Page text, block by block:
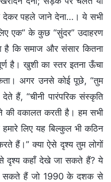
देकर पहले जाने देना...। ये सभी
एक” के कुछ “सुंदर” उदाहरण
है कि समाज और संसार कितना
है। खुशी का स्तर इतना ऊँचा
अगर उनसे कोई पूछे, “तुम
हैं, “चीनी पारंपरिक संस्कृति
की वकालत करती है। हम सभी
लिए यह बिल्कुल भी कठिन
हैं।” क्या ऐसे दृश्य तुम लोगों
दृश्य कहाँ देखे जा सकते हैं? ये
सकते हैं जो 1990 के दशक से